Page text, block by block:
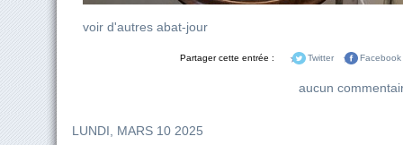
voir d'autres abat-jour
Partager cette entrée : Twitter Facebook
aucun
LUNDI, MARS 10 2025